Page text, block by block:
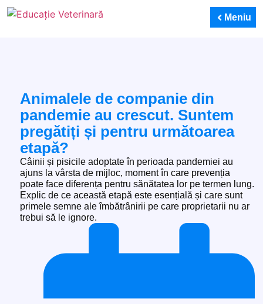
Meniu
Animalele de companie din
pandemie au crescut. Suntem
pregătiți și pentru următoarea
etapă?
Câinii și pisicile adoptate în perioada pandemiei au
ajuns la vârsta de mijloc, moment în care prevenția
poate face diferența pentru sănătatea lor pe termen lung.
Explic de ce această etapă este esențială și care sunt
primele semne ale îmbătrânirii pe care proprietarii nu ar
trebui să le ignore.